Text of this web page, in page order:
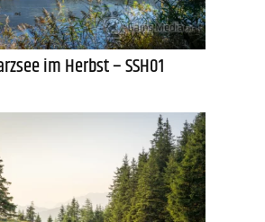
im Herbst – SSH01